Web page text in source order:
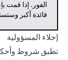
الفور. إذا قمت
فائدة أكبر
إخلاء المسؤولية
تطبق شروط